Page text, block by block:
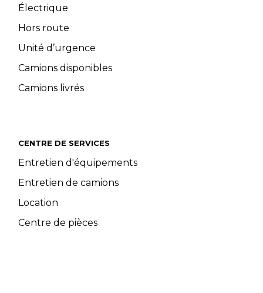
Électrique
Hors route
Unité d’urgence
Camions disponibles
Camions livrés
CENTRE DE SERVICES
Entretien d'équipements
Entretien de camions
Location
Centre de pièces